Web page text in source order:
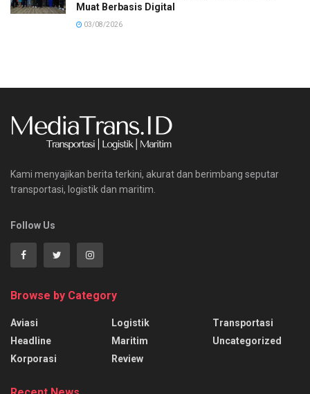
Muat Berbasis Digital
03/08/2026
Kami menyajikan berita terkini, akurat dan berimbang seputar
transportasi, logistik dan maritim.
Follow Us
Browse by Category
Aviasi
Headline
Korporasi
Logistik
Maritim
Review
Transportasi
Uncategorized